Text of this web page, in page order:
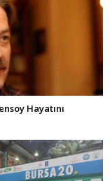
Hayatını